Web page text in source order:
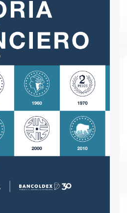
que nos falta por andar
las anheladas
y desarrollo inclusivo.